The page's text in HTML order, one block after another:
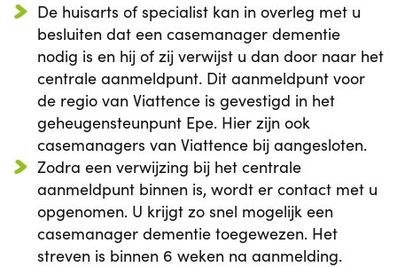
De huisarts of specialist kan in overleg met u
besluiten dat een casemanager dementie
nodig is en hij of zij verwijst u dan door naar het
centrale aanmeldpunt. Dit aanmeldpunt voor
de regio van Viattence is gevestigd in het
geheugensteunpunt Epe. Hier zijn ook
casemanagers van Viattence bij aangesloten.
Zodra een verwijzing bij het centrale
aanmeldpunt binnen is, wordt er contact met u
opgenomen. U krijgt zo snel mogelijk een
casemanager dementie toegewezen. Het
streven is binnen 6 weken na aanmelding.